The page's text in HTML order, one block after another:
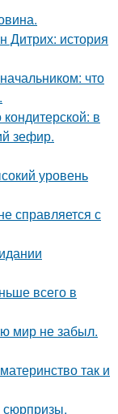
Дитрих: история
что
в
зефир.
уровень
справляется с
всего в
мир не забыл.
так и